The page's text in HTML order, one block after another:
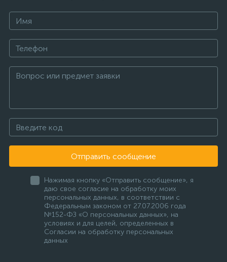
Отправить сообщение
Нажимая кнопку «Отправить сообщение», я
даю свое согласие на обработку моих
персональных данных, в соответствии с
Федеральным законом от 27.07.2006 года
№152-ФЗ «О персональных данных», на
условиях и для целей, определенных в
Согласии на обработку персональных
данных